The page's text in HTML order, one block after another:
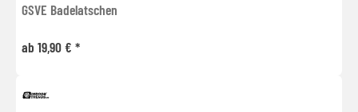
GSVE Badelatschen
ab 19,90 € *